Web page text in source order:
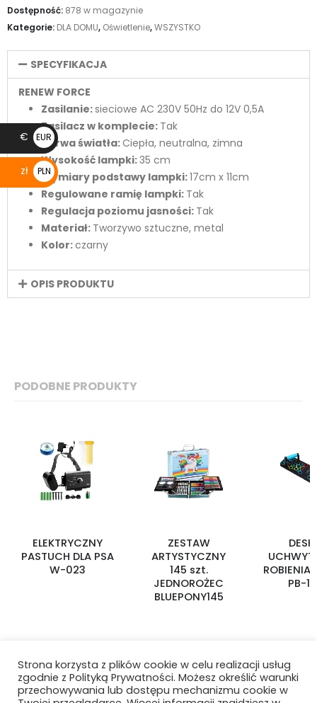
Dostępność: 878 w magazynie
Kategorie: DLA DOMU, Oświetlenie,WSZYSTKO
SPECYFIKACJA
RENEW FORCE
Zasilanie:sieciowe AC 230V 50Hz do 12V 0,5A
Zasilacz w komplecie: Tak
Barwa światła:Ciepła, neutralna, zimna
Wysokość lampki:35 cm
Wymiary podstawy lampki:17cm x 11cm
Regulowane ramię lampki: Tak
Regulacja poziomu jasności: Tak
Materiał: Tworzywo sztuczne, metal
Kolor:czarny
OPIS PRODUKTU
PODOBNE PRODUKTY
ELEKTRYCZNY
PASTUCH DLA PSA
W-023
ZESTAW
ARTYSTYCZNY
145 szt.
JEDNOROŻEC
BLUEPONY145
ROBIENIA
PB-
Strona korzysta z plików cookie w celu realizacji usług
zgodnie z Polityką Prywatności. Możesz określić warunki
przechowywania lub dostępu mechanizmu cookie w
€
EUR
€
zł
PLN
zł